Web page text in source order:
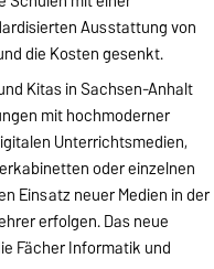
Ausstattung von
die Kosten gesenkt.
Kitas in Sachsen-Anhalt
mit hochmoderner
Unterrichtsmedien,
oder einzelnen
Einsatz neuer Medien in der
erfolgen. Das neue
Fächer Informatik und